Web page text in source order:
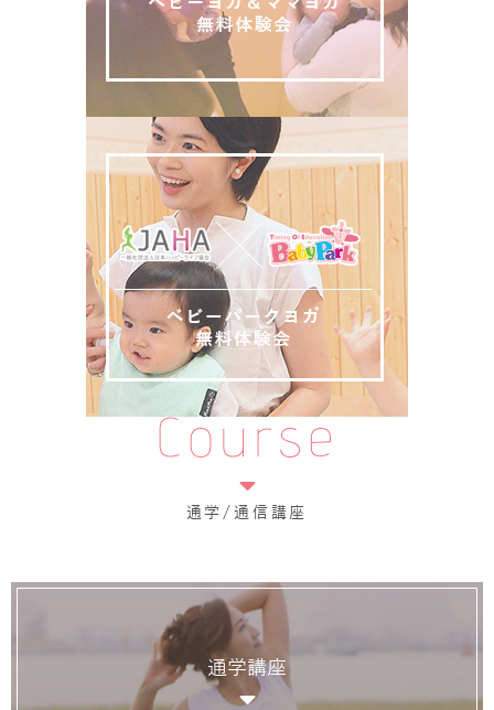
Course
通学/通信講座
通学講座